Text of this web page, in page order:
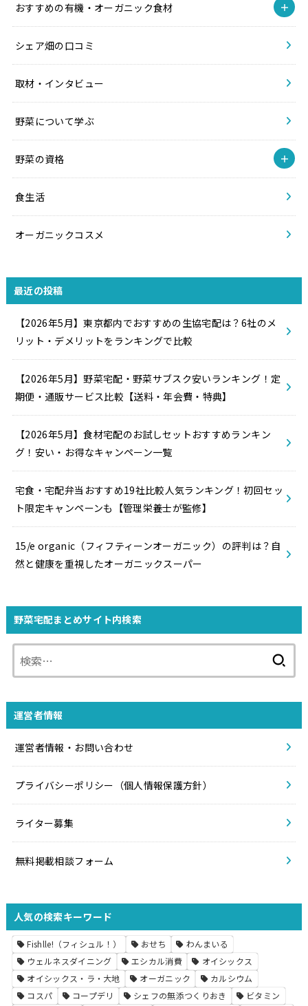
おすすめの有機・オーガニック食材
シェア畑の口コミ
取材・インタビュー
野菜について学ぶ
野菜の資格
食生活
オーガニックコスメ
最近の投稿
【2026年5月】東京都内でおすすめの生協宅配は？6社のメ
リット・デメリットをランキングで比較
【2026年5月】野菜宅配・野菜サブスク安いランキング！定
期便・通販サービス比較【送料・年会費・特典】
【2026年5月】食材宅配のお試しセットおすすめランキン
グ！安い・お得なキャンペーン一覧
宅食・宅配弁当おすすめ19社比較人気ランキング！初回セッ
ト限定キャンペーンも【管理栄養士が監修】
15/e organic（フィフティーンオーガニック）の評判は？自
然と健康を重視したオーガニックスーパー
野菜宅配まとめサイト内検索
運営者情報
運営者情報・お問い合わせ
プライバシーポリシー（個人情報保護方針）
ライター募集
無料掲載相談フォーム
人気の検索キーワード
Fishlle!（フィシュル！） おせち
わんまいる
ウェルネスダイニング
エシカル消費
オイシックス
オイシックス・ラ・大地
オーガニック
カルシウム
コスパ
コープデリ シェフの無添つくりおき
ビタミン